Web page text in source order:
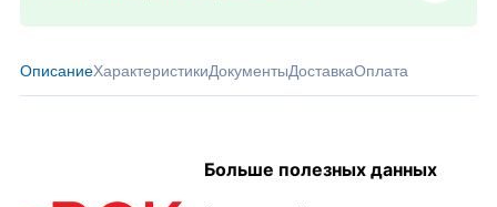
ОписаниеХарактеристикиДокументыДоставкаОплата
Больше полезных данных